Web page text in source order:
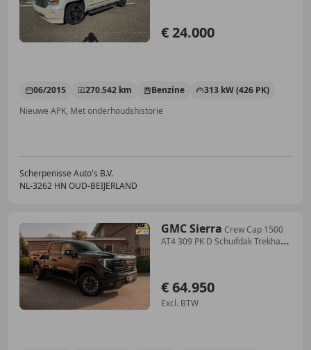
€ 24.000
06/2015 270.542 km Benzine
313 kW (426 PK)
Nieuwe APK, Met onderhoudshistorie
Scherpenisse Auto's B.V.
NL-3262 HN OUD-BEIJERLAND
GMC Sierra Crew Cap 1500
AT4 309 PK D Schuifdak Trekhaak
€ 64.950
Excl. BTW